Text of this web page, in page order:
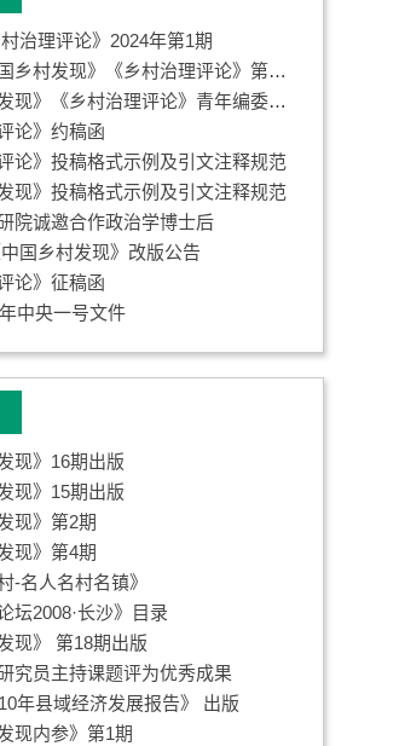
治理评论》2024年第1期
公告｜《中国乡村发现》《乡村治理评论》第一届青年编委会成员名
《中国乡村发现》《乡村治理评论》青年编委招募启事
论》约稿函
论》投稿格式示例及引文注释规范
现》投稿格式示例及引文注释规范
院诚邀合作政治学博士后
国乡村发现》改版公告
论》征稿函
中央一号文件
现》16期出版
现》15期出版
现》第2期
现》第4期
-名人名村名镇》
坛2008·长沙》目录
现》 第18期出版
究员主持课题评为优秀成果
年县域经济发展报告》 出版
现内参》第1期